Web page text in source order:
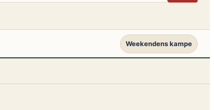
Weekendens kampe